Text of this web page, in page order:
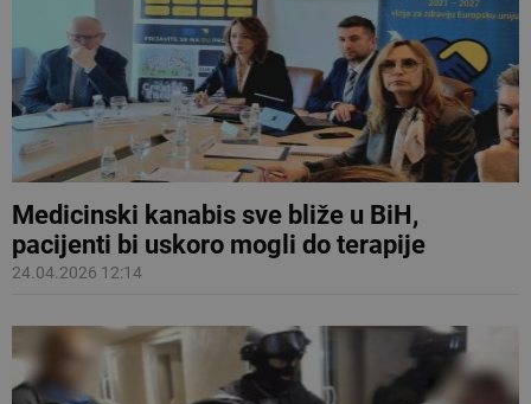
Medicinski kanabis sve bliže u BiH,
pacijenti bi uskoro mogli do terapije
24.04.2026 12:14